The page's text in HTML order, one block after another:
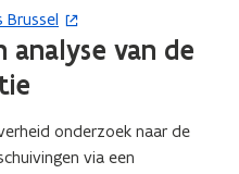
Brussel
analyse van de
onderzoek naar de
via een